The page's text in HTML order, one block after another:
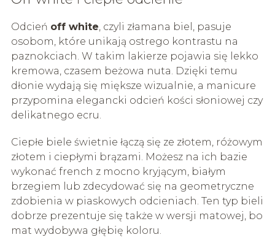
Odcień off white, czyli złamana biel, pasuje
osobom, które unikają ostrego kontrastu na
paznokciach. W takim lakierze pojawia się lekko
kremowa, czasem beżowa nuta. Dzięki temu
dłonie wydają się miększe wizualnie, a manicure
przypomina elegancki odcień kości słoniowej czy
delikatnego ecru.
Ciepłe biele świetnie łączą się ze złotem, różowym
złotem i ciepłymi brązami. Możesz na ich bazie
wykonać french z mocno kryjącym, białym
brzegiem lub zdecydować się na geometryczne
zdobienia w piaskowych odcieniach. Ten typ bieli
dobrze prezentuje się także w wersji matowej, bo
mat wydobywa głębię koloru.